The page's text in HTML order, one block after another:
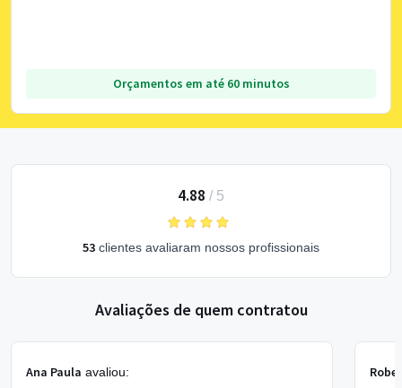
Orçamentos em até 60 minutos
4.88 / 5
53 clientes avaliaram nossos profissionais
Avaliações de quem contratou
Ana Paula avaliou: